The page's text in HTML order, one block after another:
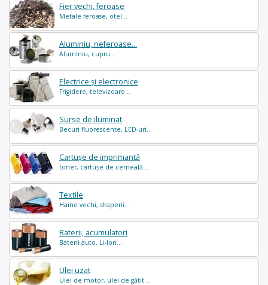
Fier vechi, feroase
Metale feroase, otel...
Aluminiu, neferoase...
Aluminiu, cupru...
Electrice și electronice
Frigidere, televizoare...
Surse de iluminat
Becuri fluorescente, LED-uri...
Cartușe de imprimantă
toner, cartușe de cerneală...
Textile
Haine vechi, draperii...
Baterii, acumulatori
Baterii auto, Li-Ion...
Ulei uzat
Ulei de motor, ulei de gătit...